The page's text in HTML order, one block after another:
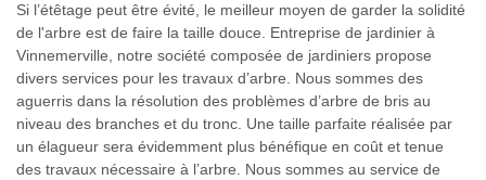
Si l’étêtage peut être évité, le meilleur moyen de garder la solidité
de l'arbre est de faire la taille douce. Entreprise de jardinier à
Vinnemerville, notre société composée de jardiniers propose
divers services pour les travaux d’arbre. Nous sommes des
aguerris dans la résolution des problèmes d’arbre de bris au
niveau des branches et du tronc. Une taille parfaite réalisée par
un élagueur sera évidemment plus bénéfique en coût et tenue
des travaux nécessaire à l’arbre. Nous sommes au service de